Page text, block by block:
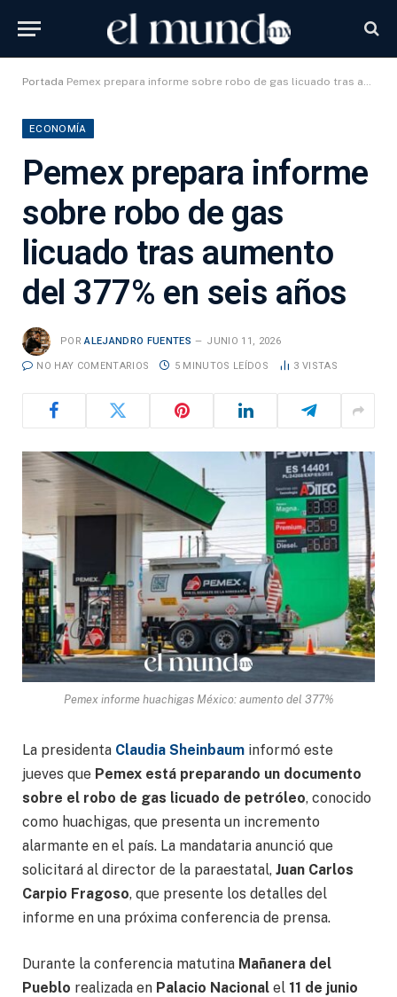
Portada Pemex prepara informe sobre robo de gas licuado tras aumento del 377% en seis años
ECONOMÍA
Pemex prepara informe
sobre robo de gas
licuado tras aumento
del 377% en seis años
POR ALEJANDRO FUENTES JUNIO 11, 2026
NO HAY COMENTARIOS 5 MINUTOS LEÍDOS 3 VISTAS
Pemex informe huachigas México: aumento del 377%
La presidenta Claudia Sheinbaum informó este
jueves que Pemex está preparando un documento
sobre el robo de gas licuado de petróleo, conocido
como huachigas, que presenta un incremento
alarmante en el país. La mandataria anunció que
solicitará al director de la paraestatal, Juan Carlos
Carpio Fragoso, que presente los detalles del
informe en una próxima conferencia de prensa.
Durante la conferencia matutina Mañanera del
Pueblo realizada en Palacio Nacional el 11 de junio